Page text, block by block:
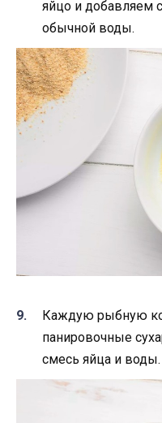
яйцо и добавляем
обычной воды.
Каждую рыбную
панировочные
смесь яйца и воды.